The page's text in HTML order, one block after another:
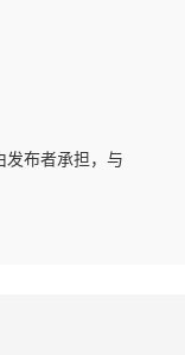
发布者承担，与